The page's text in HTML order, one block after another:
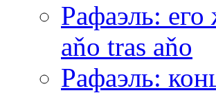
Рафаэль:
aňo tras aňo
Рафаэль: